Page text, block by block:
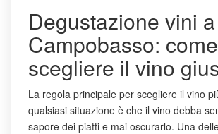
Degustazione vini a
Campobasso: come
scegliere il vino
La regola principale per scegliere il vino
qualsiasi situazione è che il vino debba
sapore dei piatti e mai oscurarlo. Una